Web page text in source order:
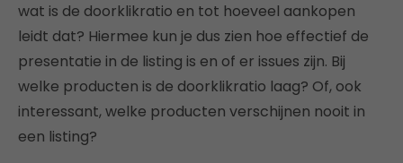
wat is de doorklikratio en tot hoeveel aankopen
leidt dat? Hiermee kun je dus zien hoe effectief de
presentatie in de listing is en of er issues zijn. Bij
welke producten is de doorklikratio laag? Of, ook
interessant, welke producten verschijnen nooit in
een listing?